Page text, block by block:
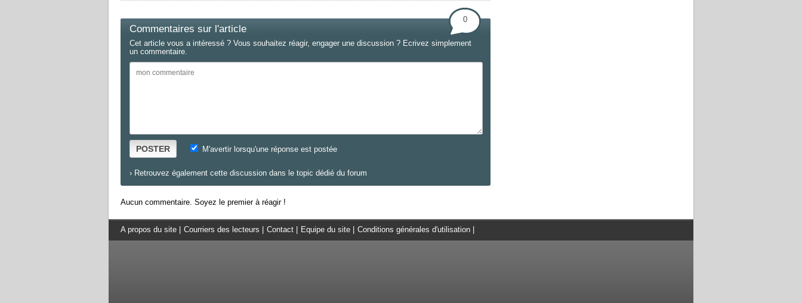
Commentaires sur l'article
0
Cet article vous a intéressé ? Vous souhaitez réagir, engager une discussion ? Ecrivez simplement
un commentaire.
POSTER M'avertir lorsqu'une réponse est postée
› Retrouvez également cette discussion dans le topic dédié du forum
Aucun commentaire. Soyez le premier à réagir !
A propos du site Courriers des lecteurs Contact Equipe du site Conditions générales d'utilisation